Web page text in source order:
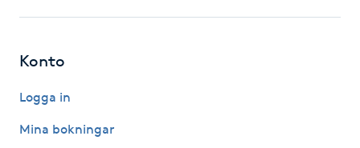
Nagelförlängning akryl
Konto
Logga in
Mina bokningar